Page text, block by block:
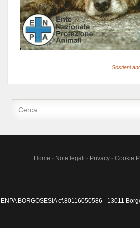
Sostieni
Home - Note legali - Privacy- Cookie
ENPA BORGOSESIA cf.80116050586 - 13011